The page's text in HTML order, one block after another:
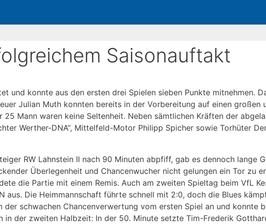
Saisonauftakt
und konnte aus den ersten drei Spielen sieben Punkte mitnehmen.
Julian Muth konnten bereits in der Vorbereitung auf einen großen
Mann waren keine Seltenheit. Neben sämtlichen Kräften der
Werther-DNA“, Mittelfeld-Motor Philipp Spicher sowie Torhüter
RW Lahnstein II nach 90 Minuten abpfiff, gab es dennoch lange
Überlegenheit und Chancenwucher nicht gelungen ein Tor zu
die Partie mit einem Remis. Auch am zweiten Spieltag beim VfL
aus. Die Heimmannschaft führte schnell mit 2:0, doch die Blues
schwachen Chancenverwertung vom ersten Spiel an und konnte
der zweiten Halbzeit: In der 50. Minute setzte Tim-Frederik